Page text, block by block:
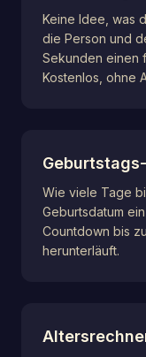
Keine Idee, was
die Person und
Sekunden einen
Kostenlos, ohne
Wie viele Tage
Geburtsdatum
Countdown bis
herunterläuft.